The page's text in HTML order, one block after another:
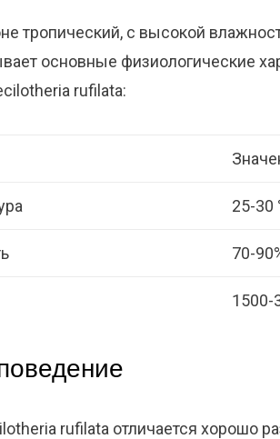
тропический, с высокой
основные физиологические
rufilata:
25-30
70-
1500-
rufilata отличается хорошо